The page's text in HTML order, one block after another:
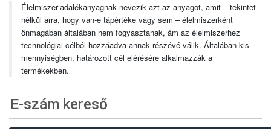
Élelmiszer-adalékanyagnak nevezik azt az anyagot, amit – tekintet
nélkül arra, hogy van-e tápértéke vagy sem – élelmiszerként
önmagában általában nem fogyasztanak, ám az élelmiszerhez
technológiai célból hozzáadva annak részévé válik. Általában kis
mennyiségben, határozott cél elérésére alkalmazzák a
termékekben.
E-szám kereső